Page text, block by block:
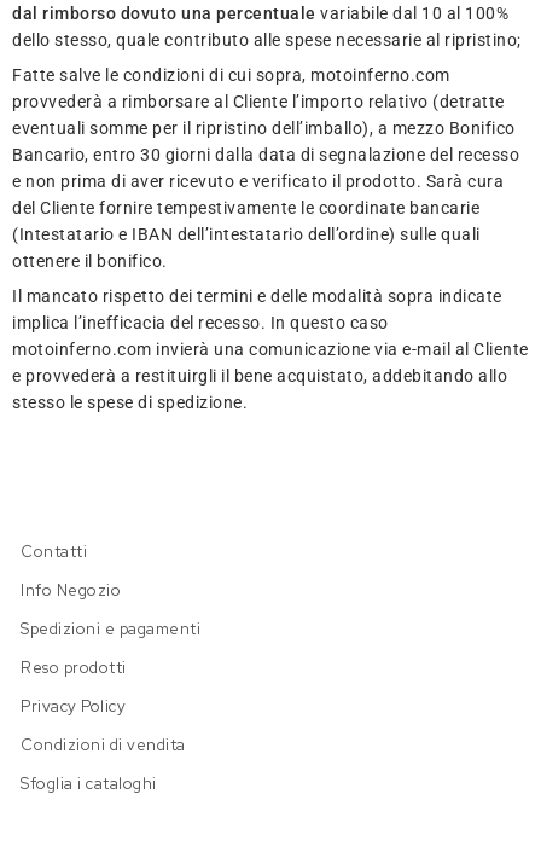
dal rimborso dovuto una percentuale variabile dal 10 al 100%
dello stesso, quale contributo alle spese necessarie al ripristino;
Fatte salve le condizioni di cui sopra, motoinferno.com
provvederà a rimborsare al Cliente l’importo relativo (detratte
eventuali somme per il ripristino dell’imballo), a mezzo Bonifico
Bancario, entro 30 giorni dalla data di segnalazione del recesso
e non prima di aver ricevuto e verificato il prodotto. Sarà cura
del Cliente fornire tempestivamente le coordinate bancarie
(Intestatario e IBAN dell’intestatario dell’ordine) sulle quali
ottenere il bonifico.
Il mancato rispetto dei termini e delle modalità sopra indicate
implica l’inefficacia del recesso. In questo caso
motoinferno.com invierà una comunicazione via e-mail al Cliente
e provvederà a restituirgli il bene acquistato, addebitando allo
stesso le spese di spedizione.
Contatti
Info Negozio
Spedizioni e pagamenti
Reso prodotti
Privacy Policy
Condizioni di vendita
Sfoglia i cataloghi